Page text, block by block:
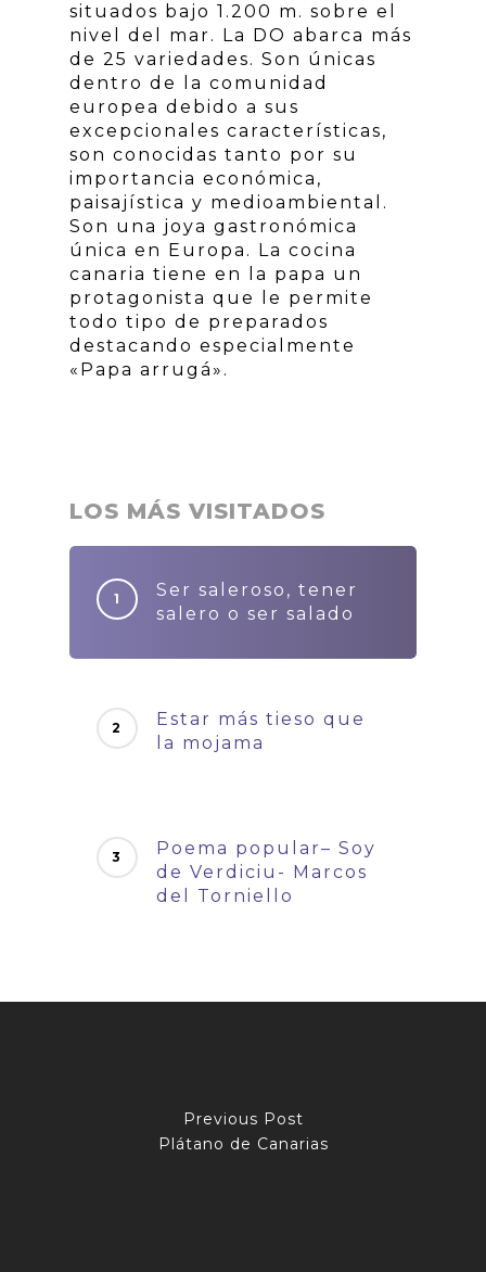
situados bajo 1.200 m. sobre el
nivel del mar. La DO abarca más
de 25 variedades. Son únicas
dentro de la comunidad
europea debido a sus
excepcionales características,
son conocidas tanto por su
importancia económica,
paisajística y medioambiental.
Son una joya gastronómica
única en Europa. La cocina
canaria tiene en la papa un
protagonista que le permite
todo tipo de preparados
destacando especialmente
«Papa arrugá».
LOS MÁS VISITADOS
Ser saleroso, tener
salero o ser salado
Estar más tieso que
la mojama
Poema popular– Soy
de Verdiciu- Marcos
del Torniello
Previous Post
Plátano de Canarias